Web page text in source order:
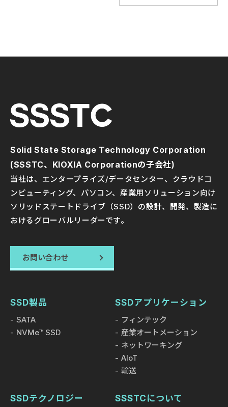
Solid State Storage Technology Corporation
(SSSTC、KIOXIA Corporationの子会社)
当社は、エンタープライズ/データセンター、クラウドコ
ンピューティング、パソコン、産業用ソリューション向け
ソリッドステートドライブ（SSD）の設計、開発、製造に
おけるグローバルリーダーです。
お問い合わせ
SSD製品
SATA
NVMe™ SSD
SSDアプリケーション
フィンテック
産業オートメーション
ネットワーキング
AIoT
輸送
SSDテクノロジー SSSTCについて